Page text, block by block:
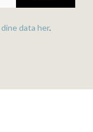
dine data her.